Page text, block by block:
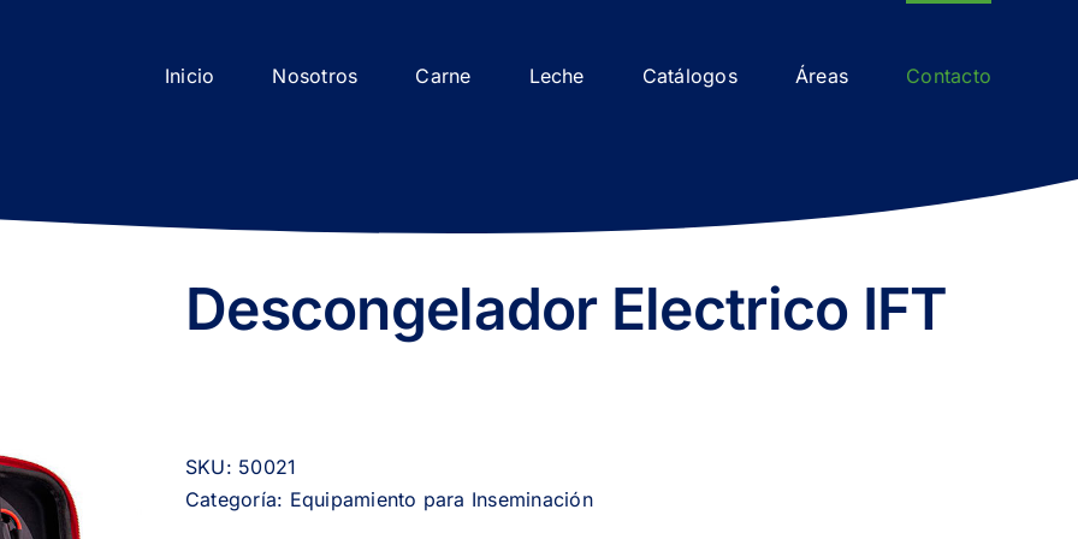
Inicio Nosotros Carne Leche Catálogos Áreas Contacto
Descongelador Electrico IFT
SKU: 50021
Categoría: Equipamiento para Inseminación